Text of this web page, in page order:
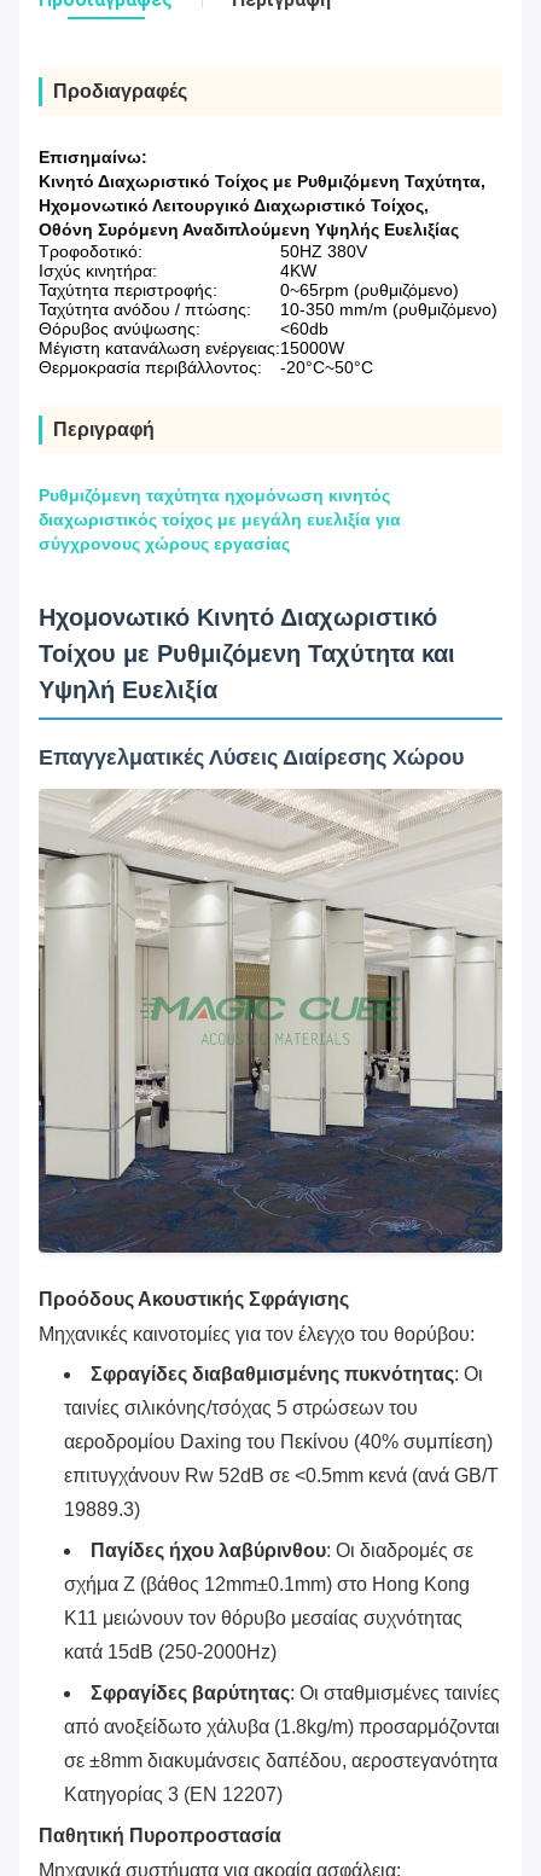
Προδιαγραφές
Επισημαίνω:
Κινητό Διαχωριστικό Τοίχος με Ρυθμιζόμενη Ταχύτητα,
Ηχομονωτικό Λειτουργικό Διαχωριστικό Τοίχος,
Οθόνη Συρόμενη Αναδιπλούμενη Υψηλής Ευελιξίας
Τροφοδοτικό:
50HZ 380V
Ισχύς κινητήρα:
4KW
Ταχύτητα περιστροφής:
0~65rpm (ρυθμιζόμενο)
Ταχύτητα ανόδου / πτώσης:
10-350 mm/m (ρυθμιζόμενο)
Θόρυβος ανύψωσης:
<60db
Μέγιστη κατανάλωση ενέργειας:15000W
Θερμοκρασία περιβάλλοντος:
-20°C~50°C
Περιγραφή
Ρυθμιζόμενη ταχύτητα ηχομόνωση κινητός
διαχωριστικός τοίχος με μεγάλη ευελιξία για
σύγχρονους χώρους εργασίας
Ηχομονωτικό Κινητό Διαχωριστικό
Τοίχου με Ρυθμιζόμενη Ταχύτητα και
Υψηλή Ευελιξία
Επαγγελματικές Λύσεις Διαίρεσης Χώρου
Προόδους Ακουστικής Σφράγισης
Μηχανικές καινοτομίες για τον έλεγχο του θορύβου:
Σφραγίδες διαβαθμισμένης πυκνότητας‌: Οι
ταινίες σιλικόνης/τσόχας 5 στρώσεων του
αεροδρομίου Daxing του Πεκίνου (40% συμπίεση)
επιτυγχάνουν Rw 52dB σε <0.5mm κενά (ανά GB/T
19889.3)
Παγίδες ήχου λαβύρινθου‌: Οι διαδρομές σε
σχήμα Z (βάθος 12mm±0.1mm) στο Hong Kong
K11 μειώνουν τον θόρυβο μεσαίας συχνότητας
κατά 15dB (250-2000Hz)
Σφραγίδες βαρύτητας‌: Οι σταθμισμένες ταινίες
από ανοξείδωτο χάλυβα (1.8kg/m) προσαρμόζονται
σε ±8mm διακυμάνσεις δαπέδου, αεροστεγανότητα
Κατηγορίας 3 (EN 12207)
Παθητική Πυροπροστασία
Μηχανικά συστήματα για ακραία ασφάλεια: